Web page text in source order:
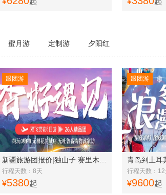
蜜月游 定制游 夕阳红
行程天数：8天
¥5380起
跟团游
行程天数：12
¥9600起
跟团游